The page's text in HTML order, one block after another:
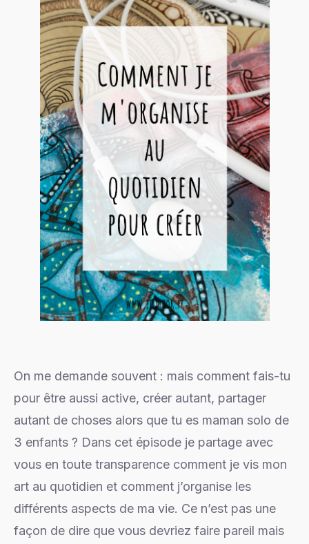
On me demande souvent : mais comment fais-tu
pour être aussi active, créer autant, partager
autant de choses alors que tu es maman solo de
3 enfants ? Dans cet épisode je partage avec
vous en toute transparence comment je vis mon
art au quotidien et comment j’organise les
différents aspects de ma vie. Ce n’est pas une
façon de dire que vous devriez faire pareil mais